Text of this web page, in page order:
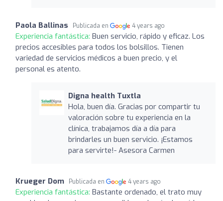
Paola Ballinas Publicada en 4 years ago
Experiencia fantástica: Buen servicio, rápido y eficaz. Los
precios accesibles para todos los bolsillos. Tienen
variedad de servicios médicos a buen precio, y el
personal es atento.
Digna health Tuxtla
Hola, buen día. Gracias por compartir tu
valoración sobre tu experiencia en la
clínica, trabajamos día a día para
brindarles un buen servicio. ¡Estamos
para servirte!- Asesora Carmen
Krueger Dom Publicada en 4 years ago
Experiencia fantástica: Bastante ordenado, el trato muy